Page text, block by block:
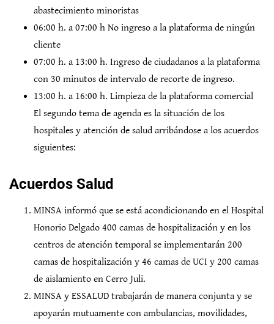
abastecimiento minoristas
06:00 h. a 07:00 h No ingreso a la plataforma de ningún
cliente
07:00 h. a 13:00 h. Ingreso de ciudadanos a la plataforma
con 30 minutos de intervalo de recorte de ingreso.
13:00 h. a 16:00 h. Limpieza de la plataforma comercial
El segundo tema de agenda es la situación de los
hospitales y atención de salud arribándose a los acuerdos
siguientes:
Acuerdos Salud
MINSA informó que se está acondicionando en el Hospital
Honorio Delgado 400 camas de hospitalización y en los
centros de atención temporal se implementarán 200
camas de hospitalización y 46 camas de UCI y 200 camas
de aislamiento en Cerro Juli.
MINSA y ESSALUD trabajarán de manera conjunta y se
apoyarán mutuamente con ambulancias, movilidades,